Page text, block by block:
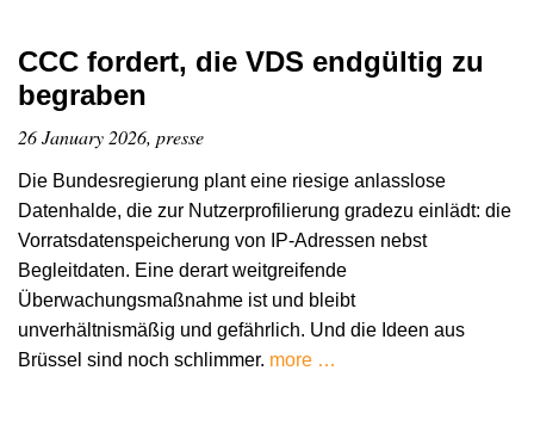
CCC fordert, die VDS endgültig zu
begraben
26 January 2026, presse
Die Bundesregierung plant eine riesige anlasslose
Datenhalde, die zur Nutzerprofilierung gradezu einlädt: die
Vorratsdatenspeicherung von IP-Adressen nebst
Begleitdaten. Eine derart weitgreifende
Überwachungsmaßnahme ist und bleibt
unverhältnismäßig und gefährlich. Und die Ideen aus
Brüssel sind noch schlimmer. more …